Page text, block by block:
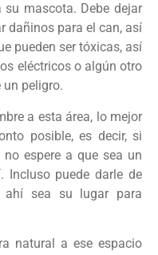
mascota. Debe dejar
dañinos para el can, así
pueden ser tóxicas, así
eléctricos o algún otro
un peligro.
a esta área, lo mejor
posible, es decir, si
espere a que sea un
Incluso puede darle de
ahí sea su lugar para
natural a ese espacio